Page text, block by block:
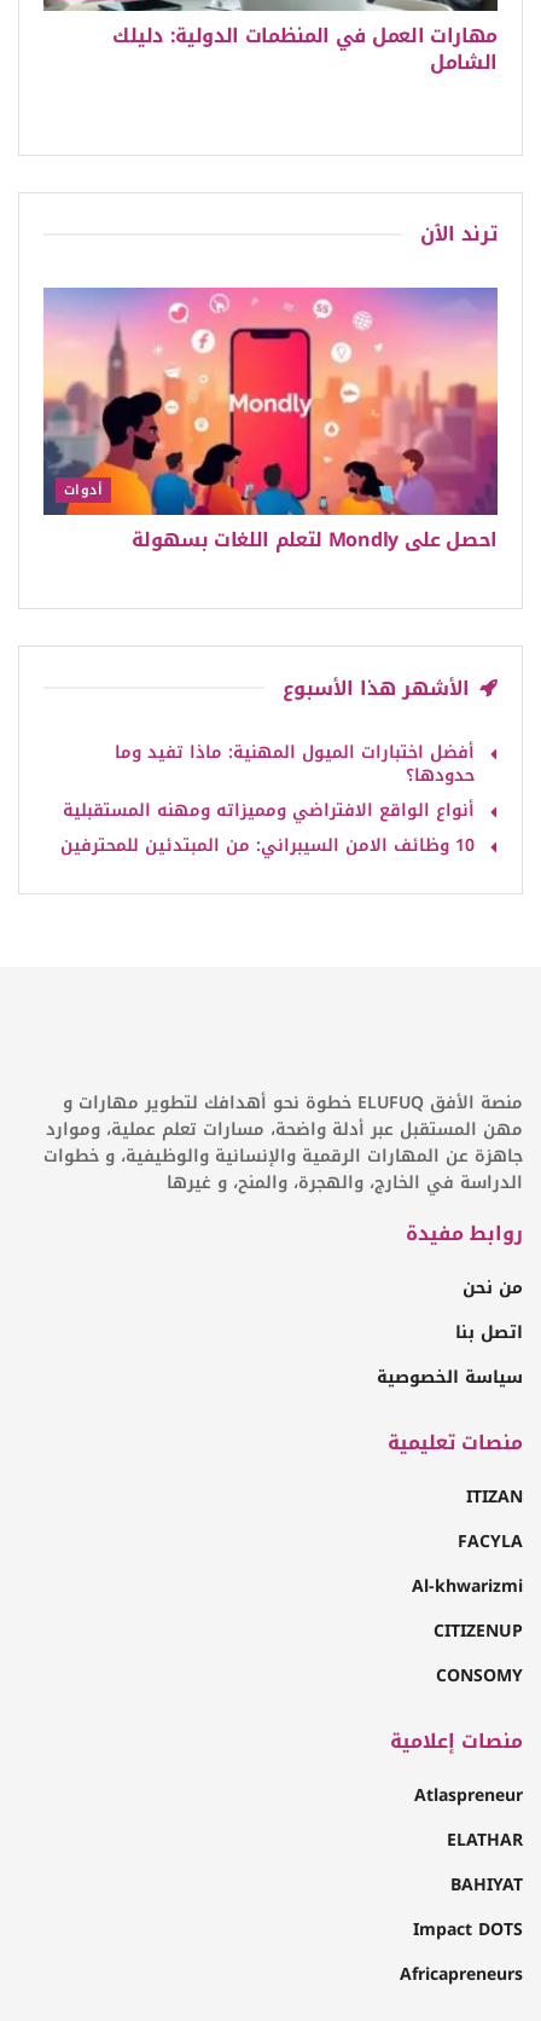
مهارات العمل في المنظمات الدولية: دليلك
الشامل
ترند الٱن
أدوات
احصل على Mondly لتعلم اللغات بسهولة
الأشهر هذا الأسبوع
أفضل اختبارات الميول المهنية: ماذا تفيد وما
حدودها؟
أنواع الواقع الافتراضي ومميزاته ومهنه المستقبلية
10 وظائف الامن السيبراني: من المبتدئين للمحترفين
منصة الأفق ELUFUQ خطوة نحو أهدافك لتطوير مهارات و
مهن المستقبل عبر أدلة واضحة، مسارات تعلم عملية، وموارد
جاهزة عن المهارات الرقمية والإنسانية والوظيفية، و خطوات
الدراسة في الخارج، والهجرة، والمنح، و غيرها
روابط مفيدة
من نحن
اتصل بنا
سياسة الخصوصية
منصات تعليمية
ITIZAN
FACYLA
Al-khwarizmi
CITIZENUP
CONSOMY
منصات إعلامية
Atlaspreneur
ELATHAR
BAHIYAT
Impact DOTS
Africapreneurs